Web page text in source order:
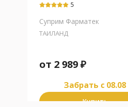
5
Суприм Фарматек
ТАИЛАНД
от 2 989₽
Забрать c 08.08
Купить